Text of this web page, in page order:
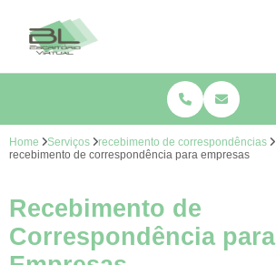
Home Serviços
recebimento de correspondências
recebimento de correspondência para empresas
Recebimento de
Correspondência para